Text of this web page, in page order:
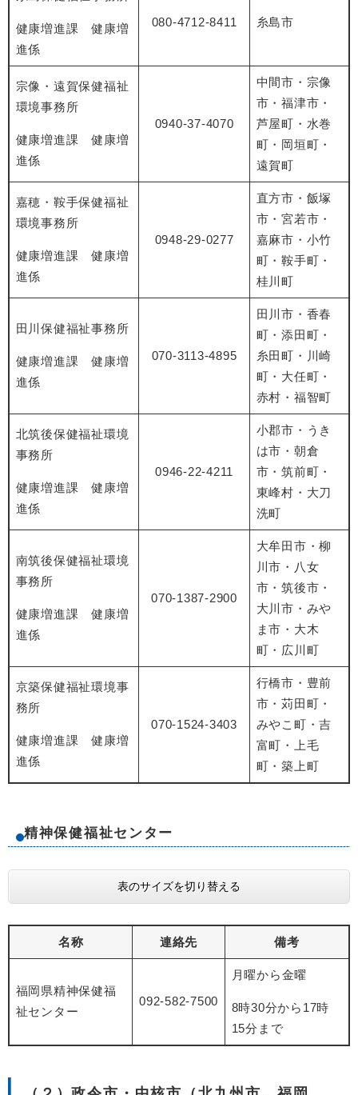
健康増進課 健康増
進係
080-4712-8411 糸島市
宗像・遠賀保健福祉
環境事務所
健康増進課 健康増
進係
0940-37-4070
中間市・宗像
市・福津市・
芦屋町・水巻
町・岡垣町・
遠賀町
嘉穂・鞍手保健福祉
環境事務所
健康増進課 健康増
進係
0948-29-0277
直方市・飯塚
市・宮若市・
嘉麻市・小竹
町・鞍手町・
桂川町
田川保健福祉事務所
健康増進課 健康増
進係
070-3113-4895
田川市・香春
町・添田町・
糸田町・川崎
町・大任町・
赤村・福智町
北筑後保健福祉環境
事務所
健康増進課 健康増
進係
0946-22-4211
小郡市・うき
は市・朝倉
市・筑前町・
東峰村・大刀
洗町
南筑後保健福祉環境
事務所
健康増進課 健康増
進係
070-1387-2900
大牟田市・柳
川市・八女
市・筑後市・
大川市・みや
ま市・大木
町・広川町
京築保健福祉環境事
務所
健康増進課 健康増
進係
070-1524-3403
行橋市・豊前
市・苅田町・
みやこ町・吉
富町・上毛
町・築上町
精神保健福祉センター
表のサイズを切り替える
名称 連絡先 備考
福岡県精神保健福
祉センター
092-582-7500
月曜から金曜
8時30分から17時
15分まで